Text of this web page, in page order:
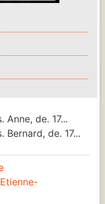
Anne, de. 17...
Bernard, de. 17...